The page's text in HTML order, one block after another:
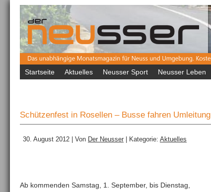
Startseite Aktuelles Neusser Sport Neusser Leben
Schützenfest in Rosellen – Busse fahren Umleitung
30. August 2012 | Von Der Neusser | Kategorie: Aktuelles
Ab kommenden Samstag, 1. September, bis Dienstag,